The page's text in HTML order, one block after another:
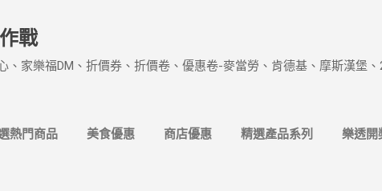
戰
、家樂福DM、折價券、折價卷、優惠卷-麥當勞、肯德基、摩斯漢堡
熱門商品 美食優惠 商店優惠 精選產品系列 樂透開